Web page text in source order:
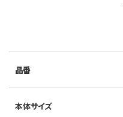
品番
本体サイズ